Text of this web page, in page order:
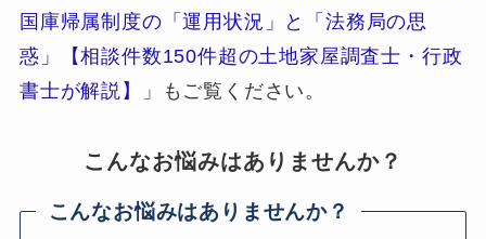
国庫帰属制度の「運用状況」と「法務局の思
惑」【相談件数150件超の土地家屋調査士・行政
書士が解説】
」もご覧ください。
こんなお悩みはありませんか？
こんなお悩みはありませんか？